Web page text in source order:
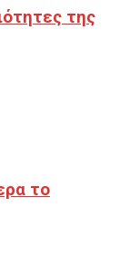
της
το